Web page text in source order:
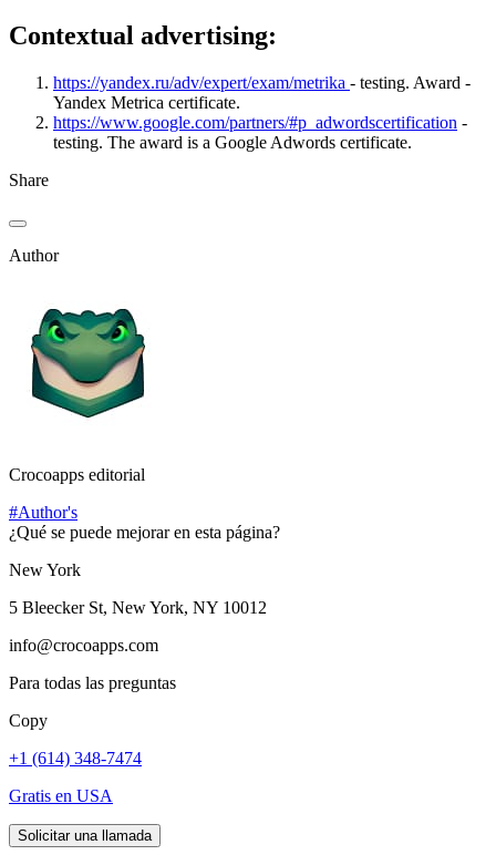
Contextual advertising:
https://yandex.ru/adv/expert/exam/metrika - testing. Award -
Yandex Metrica certificate.
https://www.google.com/partners/#p_adwordscertification -
testing. The award is a Google Adwords certificate.
Share
Author
Crocoapps editorial
#Author's
¿Qué se puede mejorar en esta página?
New York
5 Bleecker St, New York, NY 10012
info@crocoapps.com
Para todas las preguntas
Copy
+1 (614) 348-7474
Gratis en USA
Solicitar una llamada